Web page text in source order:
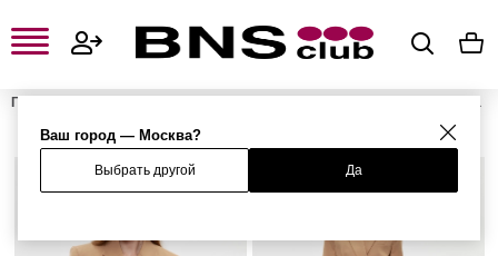
Ваш город — Москва?
Выбрать другой Да
Главная
Женская одежда